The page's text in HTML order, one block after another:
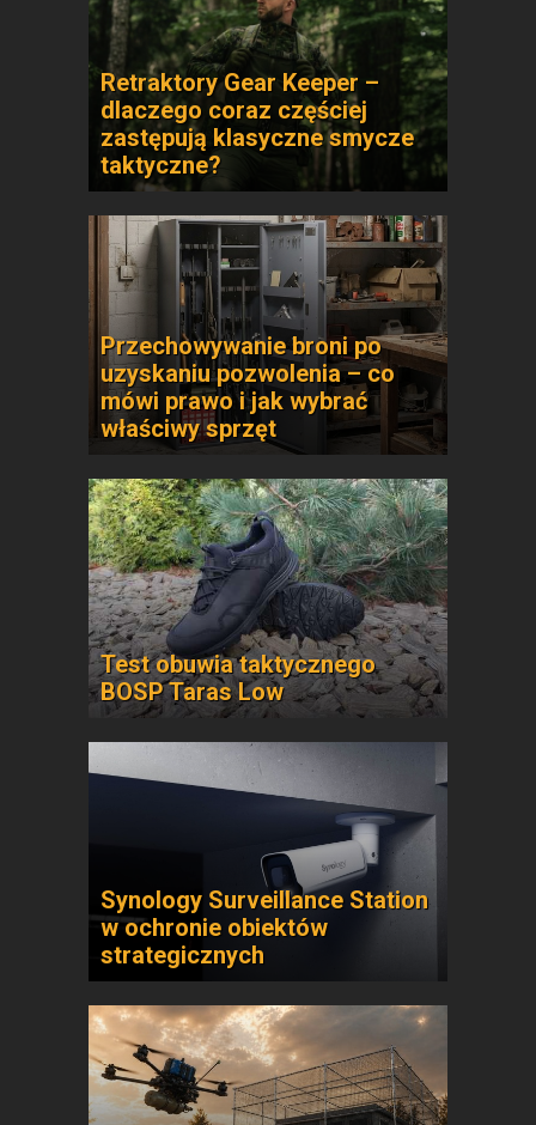
Retraktory Gear Keeper –
dlaczego coraz częściej
zastępują klasyczne smycze
taktyczne?
Przechowywanie broni po
uzyskaniu pozwolenia – co
mówi prawo i jak wybrać
właściwy sprzęt
Test obuwia taktycznego
BOSP Taras Low
Synology Surveillance Station
w ochronie obiektów
strategicznych